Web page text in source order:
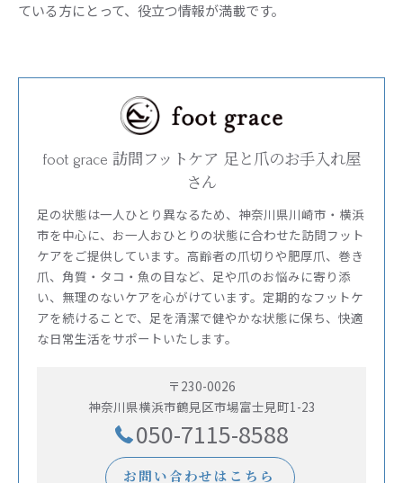
ている方にとって、役立つ情報が満載です。
foot grace 訪問フットケア 足と爪のお手入れ屋
さん
足の状態は一人ひとり異なるため、神奈川県川崎市・横浜
市を中心に、お一人おひとりの状態に合わせた訪問フット
ケアをご提供しています。高齢者の爪切りや肥厚爪、巻き
爪、角質・タコ・魚の目など、足や爪のお悩みに寄り添
い、無理のないケアを心がけています。定期的なフットケ
アを続けることで、足を清潔で健やかな状態に保ち、快適
な日常生活をサポートいたします。
〒230-0026
神奈川県横浜市鶴見区市場富士見町1-23
050-7115-8588
お問い合わせはこちら